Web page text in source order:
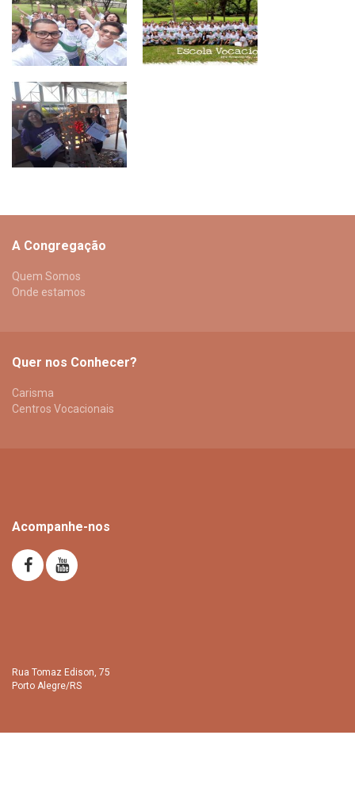
A Congregação
Quem Somos
Onde estamos
Quer nos Conhecer?
Carisma
Centros Vocacionais
Acompanhe-nos
Rua Tomaz Edison, 75
Porto Alegre/RS